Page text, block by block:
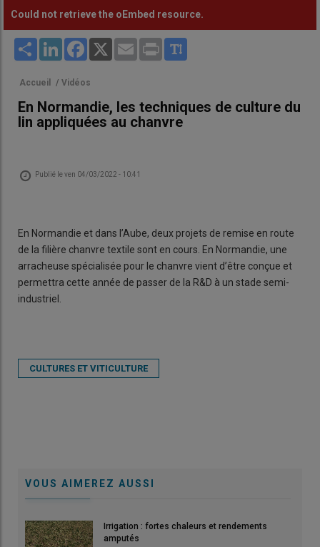
Could not retrieve the oEmbed resource.
Share LinkedInFacebook
X Email Print
Accueil / Vidéos
En Normandie, les techniques de culture du
lin appliquées au chanvre
Publié leven 04/03/2022 - 10:41
En Normandie et dans l’Aube, deux projets de remise en route
de la filière chanvre textile sont en cours. En Normandie, une
arracheuse spécialisée pour le chanvre vient d’être conçue et
permettra cette année de passer de la R&D à un stade semi-
industriel.
CULTURES ET VITICULTURE
VOUS AIMEREZ AUSSI
Irrigation : fortes chaleurs et rendements
amputés